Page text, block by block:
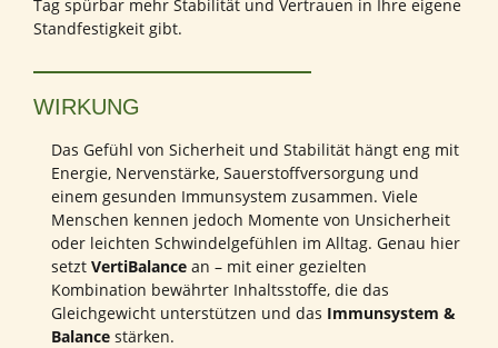
Tag spürbar mehr Stabilität und Vertrauen in Ihre eigene
Standfestigkeit gibt.
WIRKUNG
Das Gefühl von Sicherheit und Stabilität hängt eng mit
Energie, Nervenstärke, Sauerstoffversorgung und
einem gesunden Immunsystem zusammen. Viele
Menschen kennen jedoch Momente von Unsicherheit
oder leichten Schwindelgefühlen im Alltag. Genau hier
setzt VertiBalance an – mit einer gezielten
Kombination bewährter Inhaltsstoffe, die das
Gleichgewicht unterstützen und das Immunsystem &
Balance stärken.